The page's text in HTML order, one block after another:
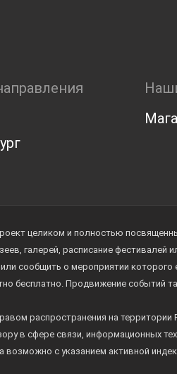
целиком и полностью
галерей, расписание
сообщить о мероприятии
бесплатно. Продвижение
распространения на
в сфере связи, информационных
с указанием активной